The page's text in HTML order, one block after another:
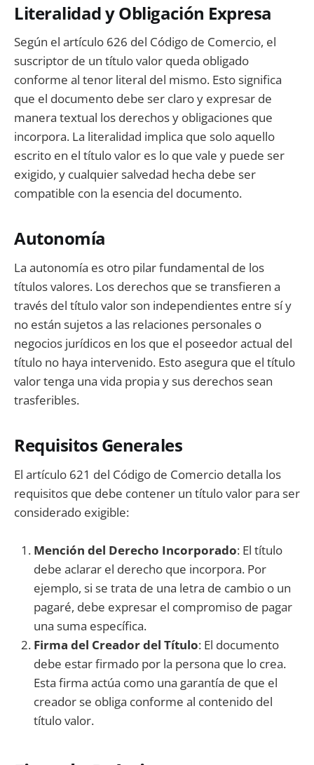
Literalidad y Obligación Expresa
Según el artículo 626 del Código de Comercio, el
suscriptor de un título valor queda obligado
conforme al tenor literal del mismo. Esto significa
que el documento debe ser claro y expresar de
manera textual los derechos y obligaciones que
incorpora. La literalidad implica que solo aquello
escrito en el título valor es lo que vale y puede ser
exigido, y cualquier salvedad hecha debe ser
compatible con la esencia del documento.
Autonomía
La autonomía es otro pilar fundamental de los
títulos valores. Los derechos que se transfieren a
través del título valor son independientes entre sí y
no están sujetos a las relaciones personales o
negocios jurídicos en los que el poseedor actual del
título no haya intervenido. Esto asegura que el título
valor tenga una vida propia y sus derechos sean
trasferibles.
Requisitos Generales
El artículo 621 del Código de Comercio detalla los
requisitos que debe contener un título valor para ser
considerado exigible:
Mención del Derecho Incorporado: El título
debe aclarar el derecho que incorpora. Por
ejemplo, si se trata de una letra de cambio o un
pagaré, debe expresar el compromiso de pagar
una suma específica.
Firma del Creador del Título: El documento
debe estar firmado por la persona que lo crea.
Esta firma actúa como una garantía de que el
creador se obliga conforme al contenido del
título valor.